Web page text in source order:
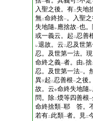
一 二
入聖之後。有二 失地
無二命終捨一。入聖
失地隨 レ應捨故一也
或一義云。起 二忍善
レ退故。云 二忍及世
忍。及世第一法。
命終之義一者。由 レ捨
忍。及世第一法一。
異下起 二忍善根一之後
故。云中命終失地隨 レ
問。除二煗等四善根一
命終捨類一耶 答。
若有二 此類一者。見二